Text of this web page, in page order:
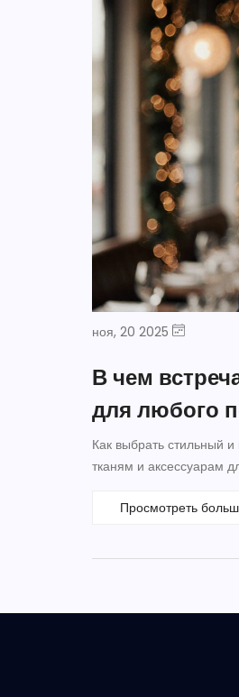
ноя, 20 2025
В чем
для любого
Как выбрать стильный
тканям и аксессуарам
Просмотреть